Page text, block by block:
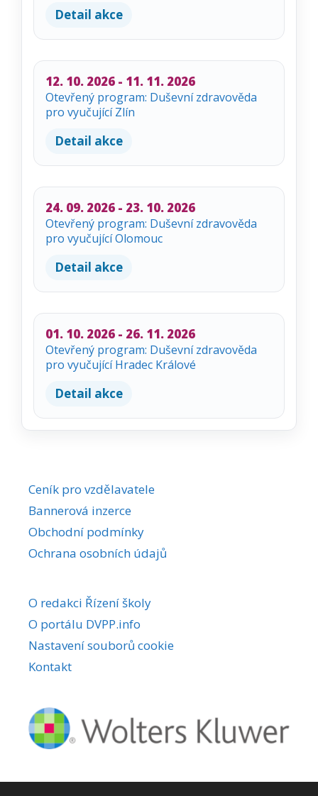
Detail akce
12. 10. 2026 - 11. 11. 2026
Otevřený program: Duševní zdravověda
pro vyučující Zlín
Detail akce
24. 09. 2026 - 23. 10. 2026
Otevřený program: Duševní zdravověda
pro vyučující Olomouc
Detail akce
01. 10. 2026 - 26. 11. 2026
Otevřený program: Duševní zdravověda
pro vyučující Hradec Králové
Detail akce
Ceník pro vzdělavatele
Bannerová inzerce
Obchodní podmínky
Ochrana osobních údajů
O redakci Řízení školy
O portálu DVPP.info
Nastavení souborů cookie
Kontakt